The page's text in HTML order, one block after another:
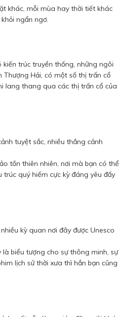
khác, mỗi mùa hay thời tiết khác
ngẩn ngơ.
​​trúc truyền thống, những ngôi
Hải, có một số thị trấn cổ
lang thang qua các thị trấn cổ của
tuyệt sắc, nhiều thắng cảnh
tồn thiên nhiên, nơi mà bạn có thể
quý hiếm cực kỳ đáng yêu đấy
kỳ quan nơi đây được Unesco
biểu tượng cho sự thông minh, sự
lịch sử thời xưa thì hẳn bạn cũng